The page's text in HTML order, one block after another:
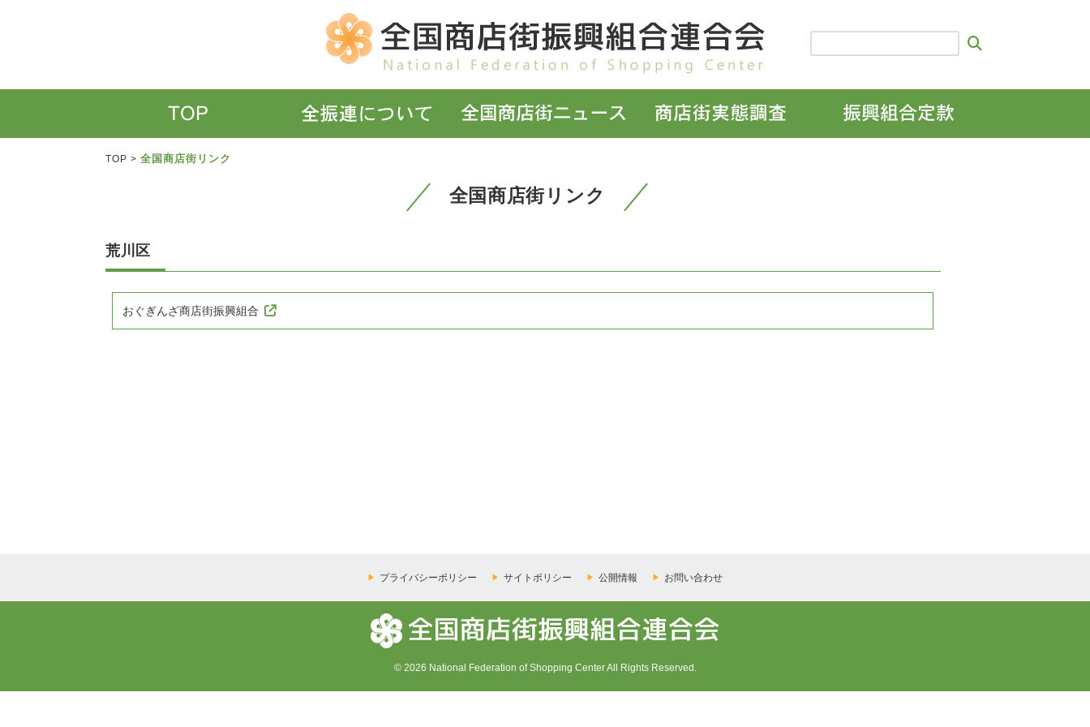
TOP > 全国商店街リンク
全国商店街リンク
荒川区
おぐぎんざ商店街振興組合
プライバシーポリシー サイトポリシー 公開情報 お問い合わせ
© 2026 National Federation of Shopping Center All Rights Reserved.